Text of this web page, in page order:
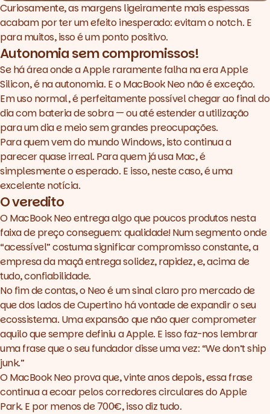
Curiosamente, as margens ligeiramente mais espessas
acabam por ter um efeito inesperado: evitam o notch. E
para muitos, isso é um ponto positivo.
Autonomia sem compromissos!
Se há área onde a Apple raramente falha na era Apple
Silicon, é na autonomia. E o MacBook Neo não é exceção.
Em uso normal, é perfeitamente possível chegar ao final do
dia com bateria de sobra — ou até estender a utilização
para um dia e meio sem grandes preocupações.
Para quem vem do mundo Windows, isto continua a
parecer quase irreal. Para quem já usa Mac, é
simplesmente o esperado. E isso, neste caso, é uma
excelente notícia.
O veredito
O MacBook Neo entrega algo que poucos produtos nesta
faixa de preço conseguem: qualidade! Num segmento onde
“acessível” costuma significar compromisso constante, a
empresa da maçã entrega solidez, rapidez, e, acima de
tudo, confiabilidade.
No fim de contas, o Neo é um sinal claro pro mercado de
que dos lados de Cupertino há vontade de expandir o seu
ecossistema. Uma expansão que não quer comprometer
aquilo que sempre definiu a Apple. E isso faz-nos lembrar
uma frase que o seu fundador disse uma vez: “We don’t ship
junk.”
O MacBook Neo prova que, vinte anos depois, essa frase
continua a ecoar pelos corredores circulares do Apple
Park. E por menos de 700€, isso diz tudo.